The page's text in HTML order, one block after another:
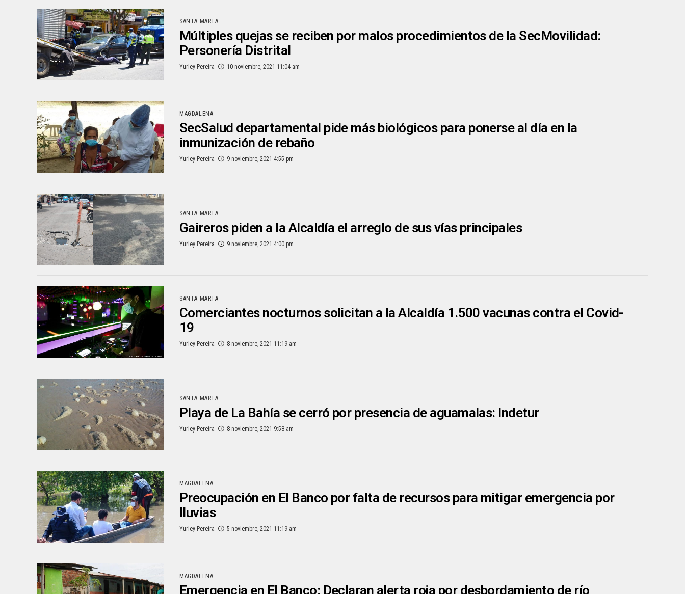
SANTA MARTA
Múltiples quejas se reciben por malos procedimientos de la SecMovilidad:
Personería Distrital
Yurley Pereira 10 noviembre, 2021 11:04 am
MAGDALENA
SecSalud departamental pide más biológicos para ponerse al día en la
inmunización de rebaño
Yurley Pereira 9 noviembre, 2021 4:55 pm
SANTA MARTA
Gaireros piden a la Alcaldía el arreglo de sus vías principales
Yurley Pereira 9 noviembre, 2021 4:00 pm
SANTA MARTA
Comerciantes nocturnos solicitan a la Alcaldía 1.500 vacunas contra el Covid-
19
Yurley Pereira 8 noviembre, 2021 11:19 am
SANTA MARTA
Playa de La Bahía se cerró por presencia de aguamalas: Indetur
Yurley Pereira 8 noviembre, 2021 9:58 am
MAGDALENA
Preocupación en El Banco por falta de recursos para mitigar emergencia por
lluvias
Yurley Pereira 5 noviembre, 2021 11:19 am
MAGDALENA
Emergencia en El Banco: Declaran alerta roja por desbordamiento de río